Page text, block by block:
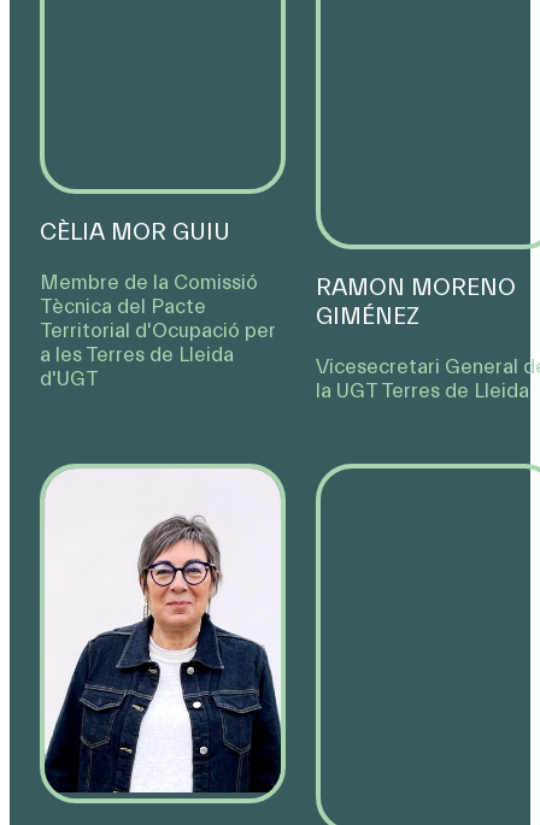
CÈLIA MOR GUIU
Membre de la Comissió
Tècnica del Pacte
Territorial d'Ocupació per
a les Terres de Lleida
d'UGT
RAMON MORENO
GIMÉNEZ
Vicesecretari General
la UGT Terres de Lleida